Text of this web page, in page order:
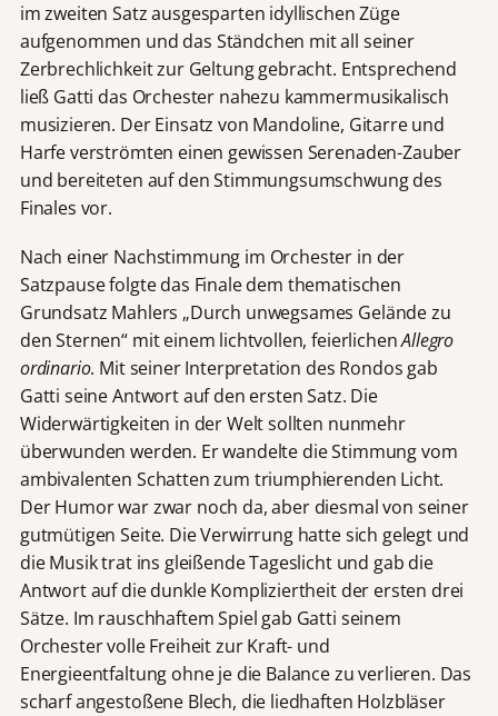
im zweiten Satz ausgesparten idyllischen Züge
aufgenommen und das Ständchen mit all seiner
Zerbrechlichkeit zur Geltung gebracht. Entsprechend
ließ Gatti das Orchester nahezu kammermusikalisch
musizieren. Der Einsatz von Mandoline, Gitarre und
Harfe verströmten einen gewissen Serenaden-Zauber
und bereiteten auf den Stimmungsumschwung des
Finales vor.
Nach einer Nachstimmung im Orchester in der
Satzpause folgte das Finale dem thematischen
Grundsatz Mahlers „Durch unwegsames Gelände zu
den Sternen“ mit einem lichtvollen, feierlichenAllegro
ordinario. Mit seiner Interpretation des Rondos gab
Gatti seine Antwort auf den ersten Satz. Die
Widerwärtigkeiten in der Welt sollten nunmehr
überwunden werden. Er wandelte die Stimmung vom
ambivalenten Schatten zum triumphierenden Licht.
Der Humor war zwar noch da, aber diesmal von seiner
gutmütigen Seite. Die Verwirrung hatte sich gelegt und
die Musik trat ins gleißende Tageslicht und gab die
Antwort auf die dunkle Kompliziertheit der ersten drei
Sätze. Im rauschhaftem Spiel gab Gatti seinem
Orchester volle Freiheit zur Kraft- und
Energieentfaltung ohne je die Balance zu verlieren. Das
scharf angestoßene Blech, die liedhaften Holzbläser